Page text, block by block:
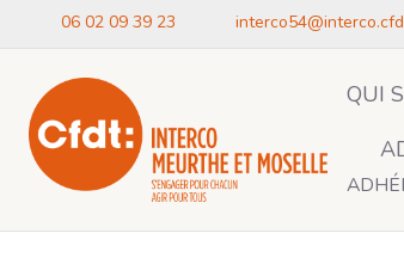
06 02 09 39 23
QUI